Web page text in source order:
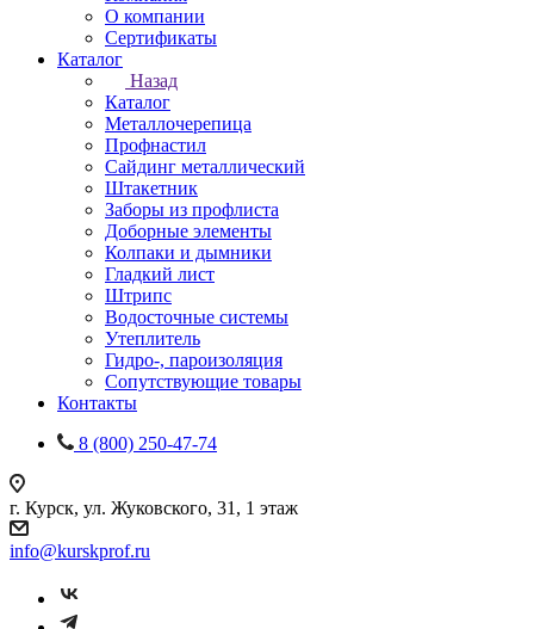
О компании
Сертификаты
Каталог
Назад
Каталог
Металлочерепица
Профнастил
Сайдинг металлический
Штакетник
Заборы из профлиста
Доборные элементы
Колпаки и дымники
Гладкий лист
Штрипс
Водосточные системы
Утеплитель
Гидро-, пароизоляция
Сопутствующие товары
Контакты
8 (800) 250-47-74
г. Курск, ул. Жуковского, 31, 1 этаж
info@kurskprof.ru